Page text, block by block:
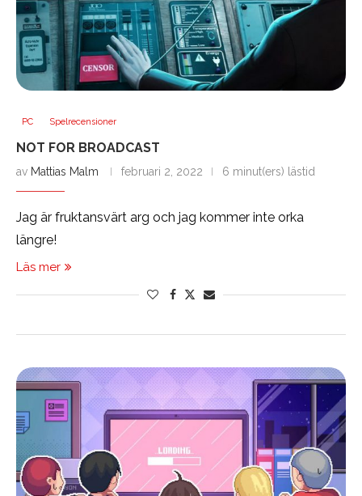
PC Spelrecensioner
NOT FOR BROADCAST
av Mattias Malm februari 2, 2022 6 minut(ers) lästid
Jag är fruktansvärt arg och jag kommer inte orka
längre!
Läs mer